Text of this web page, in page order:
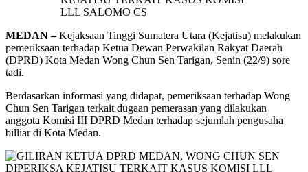
MEDAN –Kejaksaan Tinggi Sumatera Utara (Kejatisu) melakukan
pemeriksaan terhadap Ketua Dewan Perwakilan Rakyat Daerah
(DPRD) Kota Medan Wong Chun Sen Tarigan, Senin (22/9) sore
tadi.
Berdasarkan informasi yang didapat, pemeriksaan terhadap Wong
Chun Sen Tarigan terkait dugaan pemerasan yang dilakukan
anggota Komisi III DPRD Medan terhadap sejumlah pengusaha
billiar di Kota Medan.